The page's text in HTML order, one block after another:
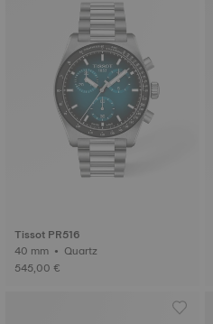
Tissot PR516
40 mm • Quartz
545,00 €